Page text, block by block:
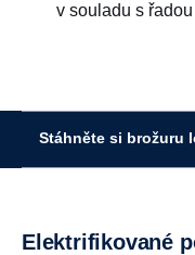
v souladu s
Stáhněte si brožuru
Elektrifikované